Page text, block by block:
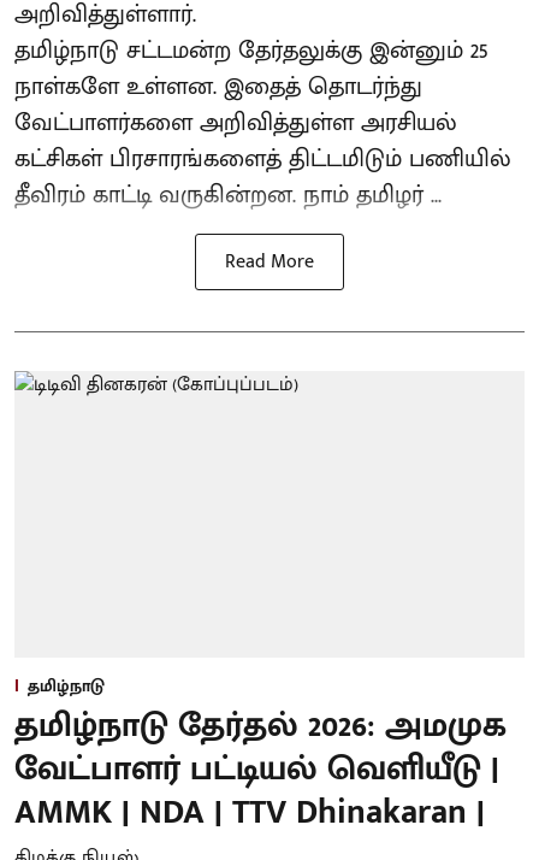
அறிவித்துள்ளார்.
தமிழ்நாடு சட்டமன்ற தேர்தலுக்கு இன்னும் 25
நாள்களே உள்ளன. இதைத் தொடர்ந்து
வேட்பாளர்களை அறிவித்துள்ள அரசியல்
கட்சிகள் பிரசாரங்களைத் திட்டமிடும் பணியில்
தீவிரம் காட்டி வருகின்றன. நாம் தமிழர் ...
Read More
தமிழ்நாடு
தமிழ்நாடு தேர்தல் 2026: அமமுக
வேட்பாளர் பட்டியல் வெளியீடு |
AMMK | NDA | TTV Dhinakaran |